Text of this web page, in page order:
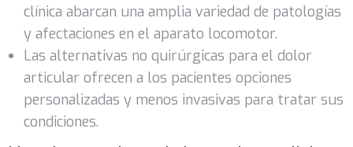
clínica abarcan una amplia variedad de patologías
y afectaciones en el aparato locomotor.
Las alternativas no quirúrgicas para el dolor
articular ofrecen a los pacientes opciones
personalizadas y menos invasivas para tratar sus
condiciones.